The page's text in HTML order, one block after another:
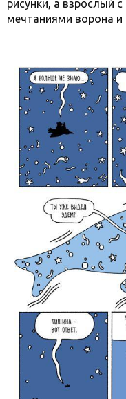
рисунки, а взрослый
мечтаниями ворона